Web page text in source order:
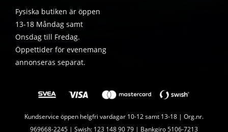
Fysiska butiken är öppen
13-18 Måndag samt
Onsdag till Fredag.
Öppettider för evenemang
annonseras separat.
Kundservice öppen helgfri vardagar 10-12 samt 13-18 | Org.nr.
969668-2245 | Swish: 123 148 90 79 | Bankgiro 5106-7213